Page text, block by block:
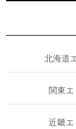
北海道
関東
近畿